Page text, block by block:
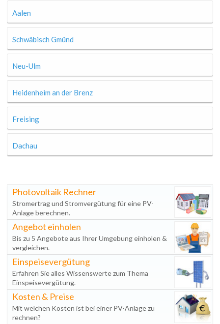
Aalen
Schwäbisch Gmünd
Neu-Ulm
Heidenheim an der Brenz
Freising
Dachau
Photovoltaik Rechner
Stromertrag und Stromvergütung für eine PV-
Anlage berechnen.
Angebot einholen
Bis zu 5 Angebote aus Ihrer Umgebung einholen &
vergleichen.
Einspeisevergütung
Erfahren Sie alles Wissenswerte zum Thema
Einspeisevergütung.
Kosten & Preise
Mit welchen Kosten ist bei einer PV-Anlage zu
rechnen?